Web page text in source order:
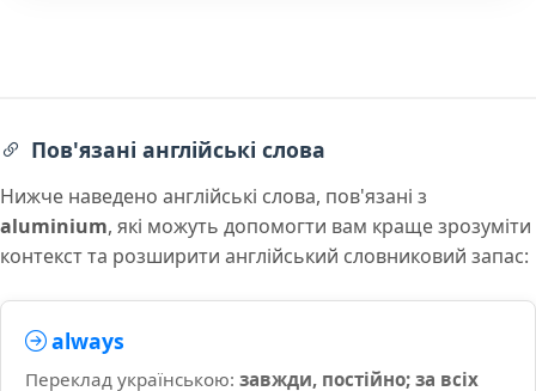
Пов'язані англійські слова
Нижче наведено англійські слова, пов'язані з
aluminium, які можуть допомогти вам краще зрозуміти
контекст та розширити англійський словниковий запас:
always
Переклад українською: завжди, постійно; за всіх